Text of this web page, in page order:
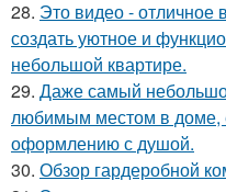
28. Это видео - отличное
создать уютное и
небольшой квартире.
29. Даже самый
любимым местом в доме,
оформлению с душой.
30. Обзор гардеробной